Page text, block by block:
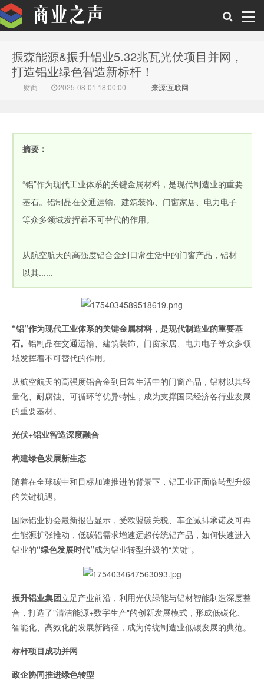
商业之声
振森能源&振升铝业5.32兆瓦光伏项目并网，
打造铝业绿色智造新标杆！
财商 2025-08-01 18:00:00 来源:互联网
摘要：
“铝”作为现代工业体系的关键金属材料，是现代制造业的重要
基石。铝制品在交通运输、建筑装饰、门窗家居、电力电子
等众多领域发挥着不可替代的作用。
从航空航天的高强度铝合金到日常生活中的门窗产品，铝材
以其......
“铝”作为现代工业体系的关键金属材料，是现代制造业的重要基
石。 铝制品在交通运输、建筑装饰、门窗家居、电力电子等众多领
域发挥着不可替代的作用。
从航空航天的高强度铝合金到日常生活中的门窗产品，铝材以其轻
量化、耐腐蚀、可循环等优异特性，成为支撑国民经济各行业发展
的重要基材。
光伏+铝业智造深度融合
构建绿色发展新生态
随着在全球碳中和目标加速推进的背景下，铝工业正面临转型升级
的关键机遇。
国际铝业协会最新报告显示，受欧盟碳关税、车企减排承诺及可再
生能源扩张推动，低碳铝需求增速远超传统铝产品，如何快速进入
铝业的“绿色发展时代”成为铝业转型升级的“关键”。
振升铝业集团立足产业前沿，利用光伏绿能与铝材智能制造深度整
合，打造了"清洁能源+数字生产"的创新发展模式，形成低碳化、
智能化、高效化的发展新路径，成为传统制造业低碳发展的典范。
标杆项目成功并网
政企协同推进绿色转型